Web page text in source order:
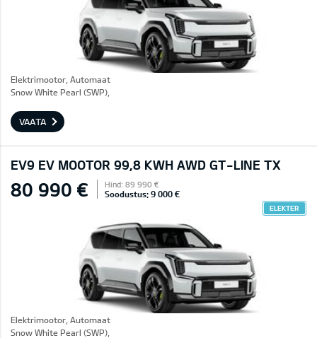
Elektrimootor, Automaat
Snow White Pearl (SWP),
VAATA
EV9 EV MOOTOR 99,8 KWH AWD GT-LINE TX
80 990 € Hind: 89 990 €
Soodustus: 9 000 €
ELEKTER
Elektrimootor, Automaat
Snow White Pearl (SWP),